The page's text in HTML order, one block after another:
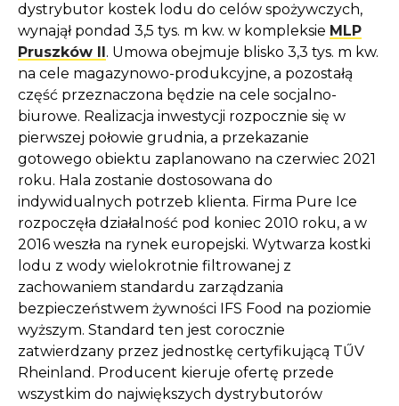
dystrybutor kostek lodu do celów spożywczych,
wynajął pondad 3,5 tys. m kw. w kompleksie MLP
Pruszków II. Umowa obejmuje blisko 3,3 tys. m kw.
na cele magazynowo-produkcyjne, a pozostałą
część przeznaczona będzie na cele socjalno-
biurowe. Realizacja inwestycji rozpocznie się w
pierwszej połowie grudnia, a przekazanie
gotowego obiektu zaplanowano na czerwiec 2021
roku. Hala zostanie dostosowana do
indywidualnych potrzeb klienta. Firma Pure Ice
rozpoczęła działalność pod koniec 2010 roku, a w
2016 weszła na rynek europejski. Wytwarza kostki
lodu z wody wielokrotnie filtrowanej z
zachowaniem standardu zarządzania
bezpieczeństwem żywności IFS Food na poziomie
wyższym. Standard ten jest corocznie
zatwierdzany przez jednostkę certyfikującą TŰV
Rheinland. Producent kieruje ofertę przede
wszystkim do największych dystrybutorów